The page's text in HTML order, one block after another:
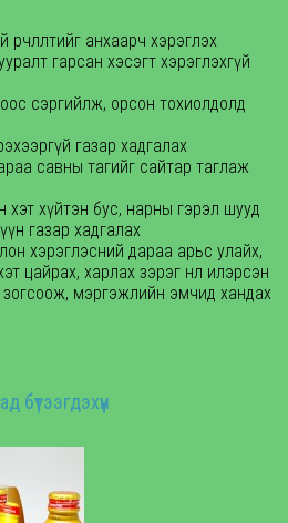
анхаарч хэрэглэх
гарсан хэсэгт хэрэглэхгүй
сэргийлж, орсон тохиолдолд
газар хадгалах
савны тагийг сайтар таглаж
хэт хүйтэн бус, нарны гэрэл шууд
газар хадгалах
хэрэглэсний дараа арьс улайх,
цайрах, харлах зэрэг нөлөө илэрсэн
зогсоож, мэргэжлийн эмчид хандах
бүтээгдэхүүн